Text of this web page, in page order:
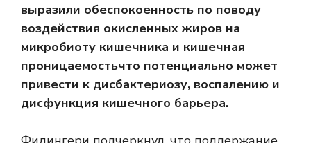
выразили обеспокоенность по поводу
воздействия окисленных жиров на
микробиоту кишечника и кишечная
проницаемостьчто потенциально может
привести к дисбактериозу, воспалению и
дисфункция кишечного барьера.